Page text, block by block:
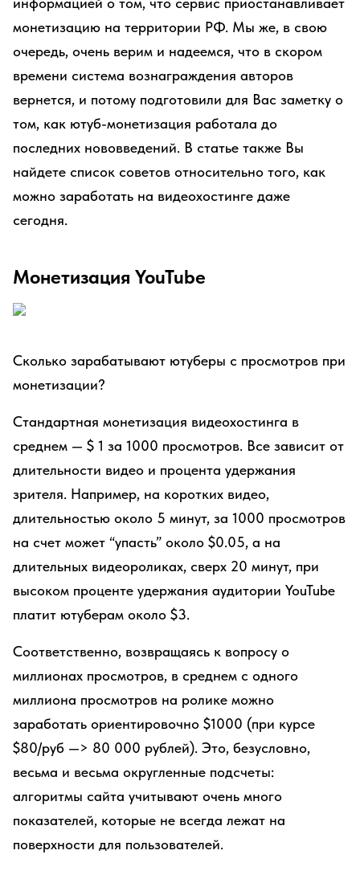
монетизацию на территории РФ. Мы же, в свою
очередь, очень верим и надеемся, что в скором
времени система вознаграждения авторов
вернется, и потому подготовили для Вас заметку о
том, как ютуб-монетизация работала до
последних нововведений. В статье также Вы
найдете список советов относительно того, как
можно заработать на видеохостинге даже
сегодня.
Монетизация YouTube
Сколько зарабатывают ютуберы c просмотров при
монетизации?
Стандартная монетизация видеохостинга в
среднем — $ 1 за 1000 просмотров. Все зависит от
длительности видео и процента удержания
зрителя. Например, на коротких видео,
длительностью около 5 минут, за 1000 просмотров
на счет может “упасть” около $0.05, а на
длительных видеороликах, сверх 20 минут, при
высоком проценте удержания аудитории YouTube
платит ютуберам около $3.
Соответственно, возвращаясь к вопросу о
миллионах просмотров, в среднем с одного
миллиона просмотров на ролике можно
заработать ориентировочно $1000 (при курсе
$80/руб —> 80 000 рублей). Это, безусловно,
весьма и весьма округленные подсчеты:
алгоритмы сайта учитывают очень много
показателей, которые не всегда лежат на
поверхности для пользователей.